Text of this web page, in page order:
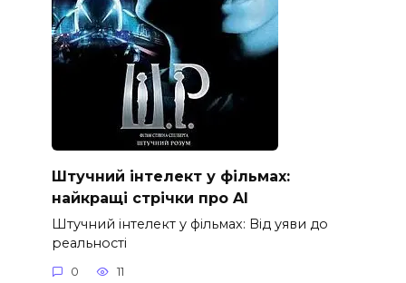
Штучний інтелект у фільмах:
найкращі стрічки про AI
Штучний інтелект у фільмах: Від уяви до
реальності
0 11